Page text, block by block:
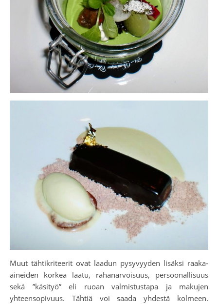
Muut tähtikriteerit ovat laadun pysyvyyden lisäksi raaka-
aineiden korkea laatu, rahanarvoisuus, persoonallisuus
sekä ”käsityö” eli ruoan valmistustapa ja makujen
yhteensopivuus. Tähtiä voi saada yhdestä kolmeen.